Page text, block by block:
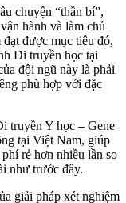
chuyện “thần bí”,
hành và làm chủ
được mục tiêu đó,
Di truyền học tại
đội ngũ này là phải
phù hợp với đặc
truyền Y học – Gene
tại Việt Nam, giúp
rẻ hơn nhiều lần so
như trước đây.
giải pháp xét nghiệm